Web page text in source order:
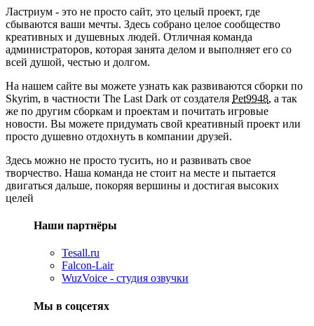
Ластриум - это не просто сайт, это целый проект, где
сбываются ваши мечты. Здесь собрано целое сообщество
креативных и душевных людей. Отличная команда
администраторов, которая занята делом и выполняет его со
всей душой, честью и долгом.
На нашем сайте вы можете узнать как развиваются сборки по
Skyrim, в частности The Last Dark от создателя Pet9948, а так
же по другим сборкам и проектам и почитать игровые
новости. Вы можете придумать свой креативный проект или
просто душевно отдохнуть в компании друзей.
Здесь можно не просто тусить, но и развивать свое
творчество. Наша команда не стоит на месте и пытается
двигаться дальше, покоряя вершины и достигая высоких
целей
Наши партнёры
Tesall.ru
Falcon-Lair
WuzVoice - студия озвучки
Мы в соцсетях